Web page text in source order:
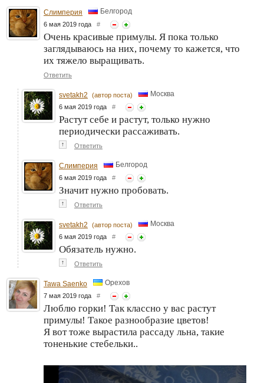
Слимперия Белгород
6 мая 2019 года #
Очень красивые примулы. Я пока только
заглядываюсь на них, почему то кажется, что
их тяжело выращивать.
Ответить
svetakh2 (автор поста) Москва
6 мая 2019 года #
Растут себе и растут, только нужно
периодически рассаживать.
↑ Ответить
Слимперия Белгород
6 мая 2019 года #
Значит нужно пробовать.
↑ Ответить
svetakh2 (автор поста) Москва
6 мая 2019 года #
Обязатель нужно.
↑ Ответить
Tawa Saenko Орехов
7 мая 2019 года #
Люблю горки! Так классно у вас растут
примулы! Такое разнообразие цветов!
Я вот тоже вырастила рассаду льна, такие
тоненькие стебельки..